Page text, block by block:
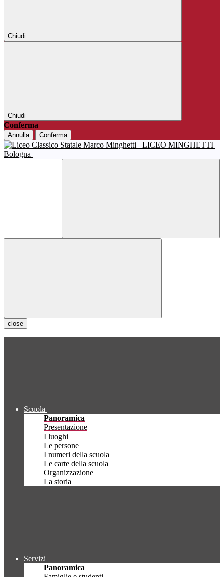
Chiudi
Chiudi
Conferma
Annulla Conferma
LICEO MINGHETTI
Bologna
close
Scuola
Panoramica
Presentazione
I luoghi
Le persone
I numeri della scuola
Le carte della scuola
Organizzazione
La storia
Servizi
Panoramica